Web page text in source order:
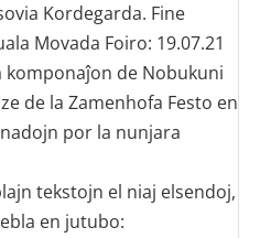
Kordegarda. Fine
Movada Foiro: 19.07.21
komponaĵon de Nobukuni
de la Zamenhofa Festo en
por la nunjara
tekstojn el niaj elsendoj,
en jutubo: